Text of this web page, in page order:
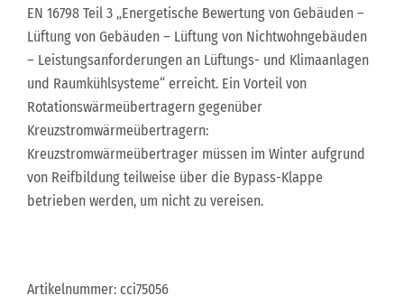
EN 16798 Teil 3 „Energetische Bewertung von Gebäuden –
Lüftung von Gebäuden – Lüftung von Nichtwohngebäuden
– Leistungsanforderungen an Lüftungs- und Klimaanlagen
und Raumkühlsysteme“ erreicht. Ein Vorteil von
Rotationswärmeübertragern gegenüber
Kreuzstromwärmeübertragern:
Kreuzstromwärmeübertrager müssen im Winter aufgrund
von Reifbildung teilweise über die Bypass-Klappe
betrieben werden, um nicht zu vereisen.
Artikelnummer: cci75056